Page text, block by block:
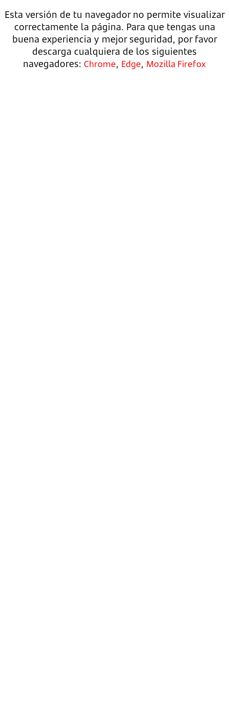
Esta versión de tu navegador no permite visualizar
correctamente la página. Para que tengas una
buena experiencia y mejor seguridad, por favor
descarga cualquiera de los siguientes
navegadores: Chrome, Edge, Mozilla Firefox